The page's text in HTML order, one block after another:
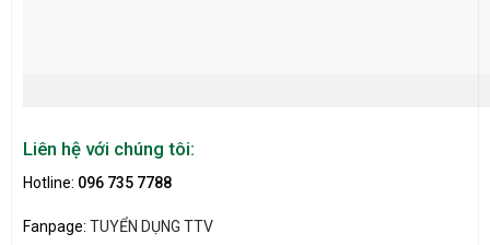
Liên hệ với chúng tôi:
Hotline: 096 735 7788
Fanpage: TUYỂN DỤNG TTV